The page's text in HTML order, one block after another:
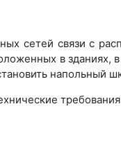
сетей связи с
в
напольный